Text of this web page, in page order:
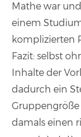
Mathe war
einem
komplizierten
Fazit: selbst
Inhalte der
dadurch ein
damals einen